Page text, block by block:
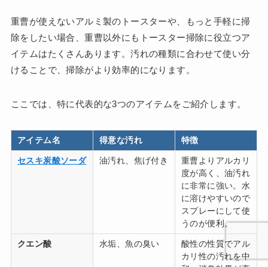
重曹が使えないアルミ製のトースターや、もっと手軽に掃
除をしたい場合、重曹以外にもトースター掃除に役立つア
イテムはたくさんあります。汚れの種類に合わせて使い分
けることで、掃除がより効率的になります。
ここでは、特に代表的な3つのアイテムをご紹介します。
アイテム名 得意な汚れ 特徴
セスキ炭酸ソーダ 油汚れ、焦げ付き
重曹よりアルカリ
度が高く、油汚れ
に非常に強い。水
に溶けやすいので
スプレーにして使
うのが便利。
クエン酸 水垢、魚の臭い
酸性の性質でアル
カリ性の汚れを中